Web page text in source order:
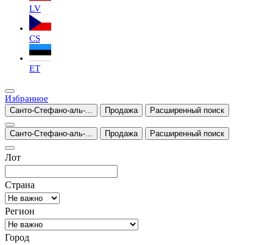
LV
CS
ET
Избранное
Санто-Стефано-аль-... Продажа Расширенный поиск
Санто-Стефано-аль-... Продажа Расширенный поиск
Лот
Страна
Регион
Город